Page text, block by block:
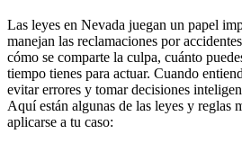
Las leyes en Nevada juegan un papel
manejan las reclamaciones por
cómo se comparte la culpa, cuánto
tiempo tienes para actuar. Cuando
evitar errores y tomar decisiones
Aquí están algunas de las leyes y reglas
aplicarse a tu caso: